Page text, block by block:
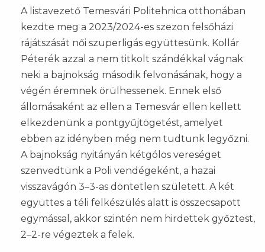
A listavezető Temesvári Politehnica otthonában
kezdte meg a 2023/2024-es szezon felsőházi
rájátszását női szuperligás együttesünk. Kollár
Péterék azzal a nem titkolt szándékkal vágnak
neki a bajnokság második felvonásának, hogy a
végén éremnek örülhessenek. Ennek első
állomásaként az ellen a Temesvár ellen kellett
elkezdenünk a pontgyűjtögetést, amelyet
ebben az idényben még nem tudtunk legyőzni.
A bajnokság nyitányán kétgólos vereséget
szenvedtünk a Poli vendégeként, a hazai
visszavágón 3–3-as döntetlen született. A két
együttes a téli felkészülés alatt is összecsapott
egymással, akkor szintén nem hirdettek győztest,
2–2-re végeztek a felek.